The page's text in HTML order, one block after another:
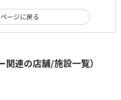
連の店舗/施設一覧）
ージに戻る